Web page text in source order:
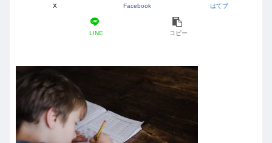
X Facebook はてブ
LINE コピー